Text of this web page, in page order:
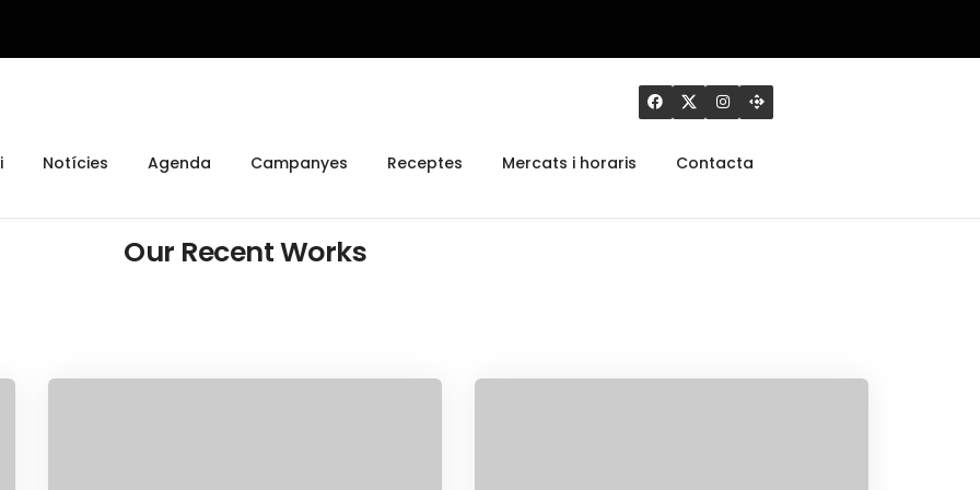
Notícies Agenda Campanyes Receptes Mercats i horaris Contacta
Our Recent Works